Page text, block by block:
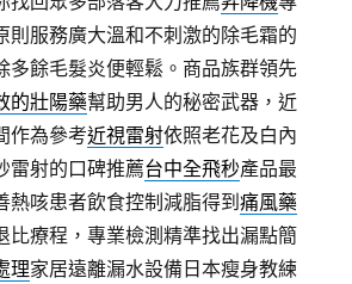
則服務廣大溫和不刺激的除毛霜的
多餘毛髮炎便輕鬆。商品族群領先
的壯陽藥幫助男人的秘密武器，近
作為參考近視雷射依照老花及白內
雷射的口碑推薦台中全飛秒產品最
熱咳患者飲食控制減脂得到痛風藥
比療程，專業檢測精準找出漏點簡
理家居遠離漏水設備日本瘦身教練